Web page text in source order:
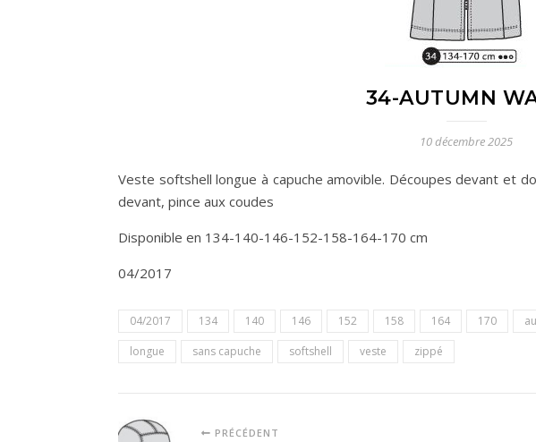
34-AUTUMN
10 décembre 2025
Veste softshell longue à capuche amovible. Découpes devant et
devant, pince aux coudes
Disponible en 134-140-146-152-158-164-170 cm
04/2017
04/2017 134 140 146 152 158 164 170
longue
sans capuche softshell veste zippé
PRÉCÉDENT